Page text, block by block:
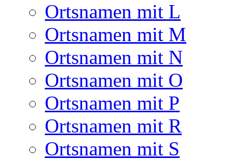
Ortsnamen mit L
Ortsnamen mit M
Ortsnamen mit N
Ortsnamen mit O
Ortsnamen mit P
Ortsnamen mit R
Ortsnamen mit S